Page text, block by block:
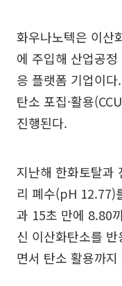
화우나노텍은 이산
에 주입해 산업공
응 플랫폼 기업이
탄소 포집·활용
진행된다.
지난해 한화토탈과
리 폐수(pH 12.77)
과 15초 만에 8.80
신 이산화탄소를
면서 탄소 활용까